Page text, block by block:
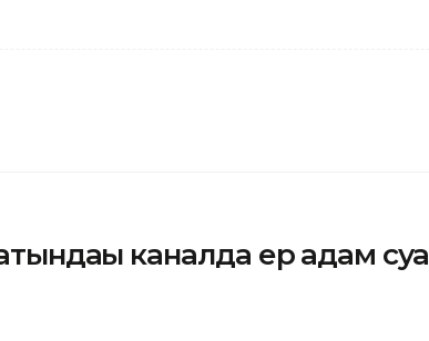
каналда ер адам суға